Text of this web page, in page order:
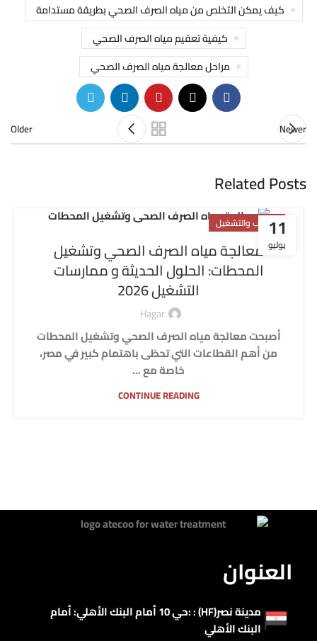
كيف يمكن التخلص من مياه الصرف الصحي بطريقة مستدامة
كيفية تعقيم مياه الصرف الصحي
مراحل معالجة مياه الصرف الصحي
Newer
Older
Related Posts
11
يوليو
التركيب والتشغيل
معالجة مياه الصرف الصحي وتشغيل
المحطات: الحلول الحديثة و ممارسات
التشغيل 2026
Hagar
أصبحت معالجة مياه الصرف الصحي وتشغيل المحطات
من أهم القطاعات التي تحظى باهتمام كبير في مصر،
خاصة مع ...
CONTINUE READING
العنوان
مدينة نصر(HF) : :حي 10 أمام البنك الأهلي: أمام
البنك الأهلي